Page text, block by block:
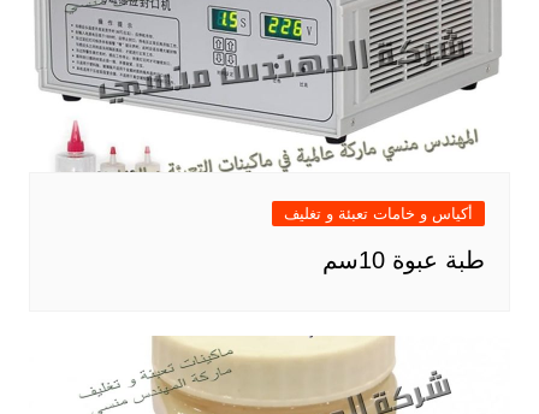
أكياس و خامات تعبئة و تغليف
طبة عبوة 10سم